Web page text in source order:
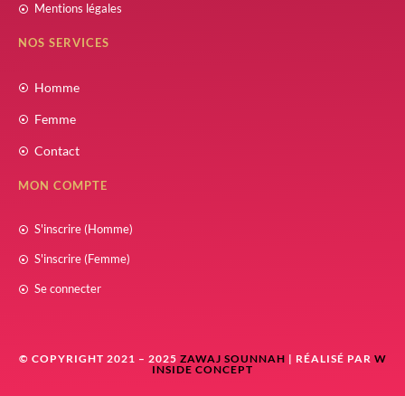
Mentions légales
NOS SERVICES
Homme
Femme
Contact
MON COMPTE
S'inscrire (Homme)
S'inscrire (Femme)
Se connecter
© COPYRIGHT 2021 – 2025 ZAWAJ SOUNNAH | RÉALISÉ PAR W
INSIDE CONCEPT